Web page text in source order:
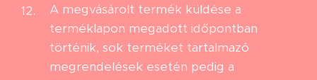
A megvásárolt termék küldése a
terméklapon megadott időpontban
történik, sok terméket tartalmazó
megrendelések esetén pedig a